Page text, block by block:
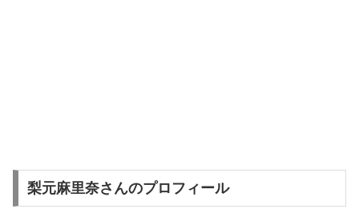
梨元麻里奈さんのプロフィール